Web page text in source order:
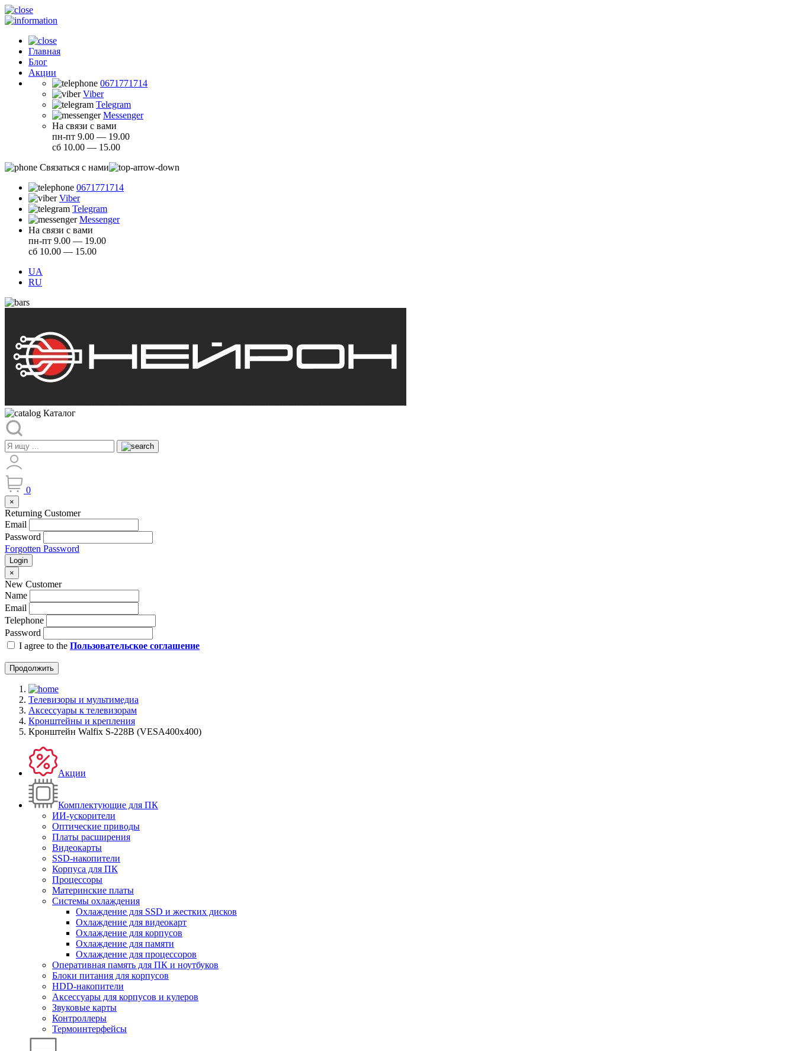
Главная
Блог
Акции
0671771714
Viber
Telegram
Messenger
На связи с вами
пн-пт 9.00 — 19.00
сб 10.00 — 15.00
Связаться с нами
0671771714
Viber
Telegram
Messenger
На связи с вами
пн-пт 9.00 — 19.00
сб 10.00 — 15.00
UA
RU
Каталог
0
×
Returning Customer
Email
Password
Forgotten Password
Login
×
New Customer
Name
Email
Telephone
Password
I agree to the Пользовательское соглашение
Продолжить
Телевизоры и мультимедиа
Аксессуары к телевизорам
Кронштейны и крепления
Кронштейн Walfix S-228B (VESA400х400)
Акции
Комплектующие для ПК
ИИ-ускорители
Оптические приводы
Платы расширения
Видеокарты
SSD-накопители
Корпуса для ПК
Процессоры
Материнские платы
Системы охлаждения
Охлаждение для SSD и жестких дисков
Охлаждение для видеокарт
Охлаждение для корпусов
Охлаждение для памяти
Охлаждение для процессоров
Оперативная память для ПК и ноутбуков
Блоки питания для корпусов
HDD-накопители
Аксессуары для корпусов и кулеров
Звуковые карты
Контроллеры
Термоинтерфейсы